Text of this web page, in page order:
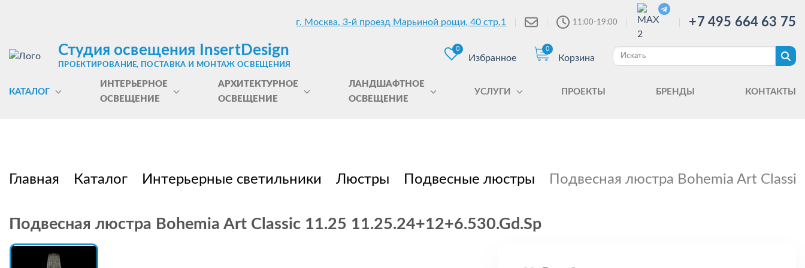
г. Москва, 3-й проезд Марьиной рощи, 40 стр.1 11:00-19:00 +7 495 664 63 75
Студия освещения InsertDesign
ПРОЕКТИРОВАНИЕ, ПОСТАВКА И МОНТАЖ ОСВЕЩЕНИЯ
0
Избранное
0
Корзина
КАТАЛОГ
ИНТЕРЬЕРНОЕ
ОСВЕЩЕНИЕ
АРХИТЕКТУРНОЕ
ОСВЕЩЕНИЕ
ЛАНДШАФТНОЕ
ОСВЕЩЕНИЕ
УСЛУГИ ПРОЕКТЫ БРЕНДЫ КОНТАКТЫ
Главная Каталог Интерьерные светильники Люстры Подвесные люстры Подвесная люстра Bohemia Art
Подвесная люстра Bohemia Art Classic 11.25 11.25.24+12+6.530.Gd.Sp